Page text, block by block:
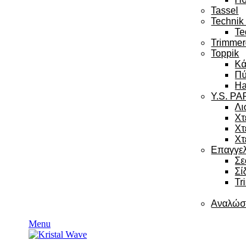
Tassel
Toppik
Y.S.
Menu